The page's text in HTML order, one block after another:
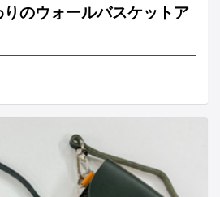
りのウォールバスケットア